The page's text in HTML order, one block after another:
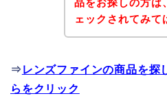
品をお探しの方は
ェックされてみて
⇒ レンズファインの商品を探
らをクリック